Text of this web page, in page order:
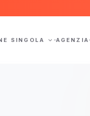
SINGOLA AGENZIA